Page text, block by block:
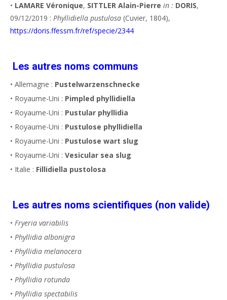
• LAMARE Véronique, SITTLER Alain-Pierre in : DORIS,
09/12/2019 : Phyllidiella pustulosa (Cuvier, 1804),
https://doris.ffessm.fr/ref/specie/2344
Les autres noms communs
• Allemagne : Pustelwarzenschnecke
• Royaume-Uni : Pimpled phyllidiella
• Royaume-Uni : Pustular phyllidia
• Royaume-Uni : Pustulose phyllidiella
• Royaume-Uni : Pustulose wart slug
• Royaume-Uni : Vesicular sea slug
• Italie : Fillidiella pustolosa
Les autres noms scientifiques (non valide)
• Fryeria variabilis
• Phyllidia albonigra
• Phyllidia melanocera
• Phyllidia pustulosa
• Phyllidia rotunda
• Phyllidia spectabilis